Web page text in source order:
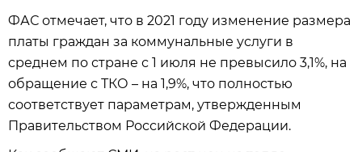
ФАС отмечает, что в 2021 году изменение размера
платы граждан за коммунальные услуги в
среднем по стране с 1 июля не превысило 3,1%, на
обращение с ТКО – на 1,9%, что полностью
соответствует параметрам, утвержденным
Правительством Российской Федерации.